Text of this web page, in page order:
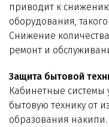
приводит к
оборудования,
Снижение
ремонт и
Защита бытовой
Кабинетные
бытовую технику от
образования